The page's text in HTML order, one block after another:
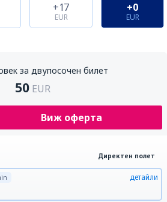
+17
EUR
+0
EUR
за двупосочен билет
50 EUR
Виж оферта
Директен полет
детайли